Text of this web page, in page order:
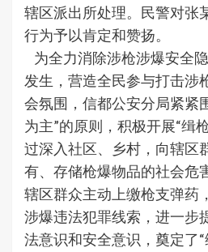
辖区派出所处理。民警对张
行为予以肯定和赞扬。
为全力消除涉枪涉爆安全
发生，营造全民参与打击涉
会氛围，信都公安分局紧紧
为主”的原则，积极开展“缉
过深入社区、乡村，向辖区
有、存储枪爆物品的社会危
辖区群众主动上缴枪支弹药
涉爆违法犯罪线索，进一步
法意识和安全意识，奠定了